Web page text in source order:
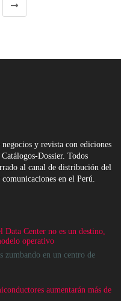
y revista con ediciones
Dossier. Todos
al canal de distribución del
en el Perú.
Data Center no es un destino,
operativo
zumbando en un centro de
aumentarán más de